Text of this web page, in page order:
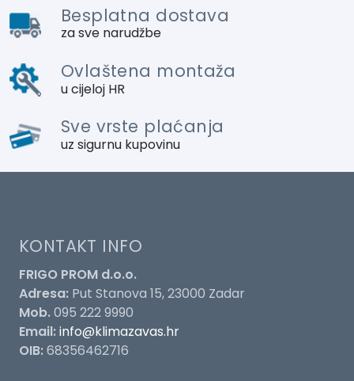
Besplatna dostava
za sve narudžbe
Ovlaštena montaža
u cijeloj HR
Sve vrste plaćanja
uz sigurnu kupovinu
KONTAKT INFO
FRIGO PROM d.o.o.
Adresa: Put Stanova 15, 23000 Zadar
Mob.095 222 9990
Email:info@klimazavas.hr
OIB:68356462716